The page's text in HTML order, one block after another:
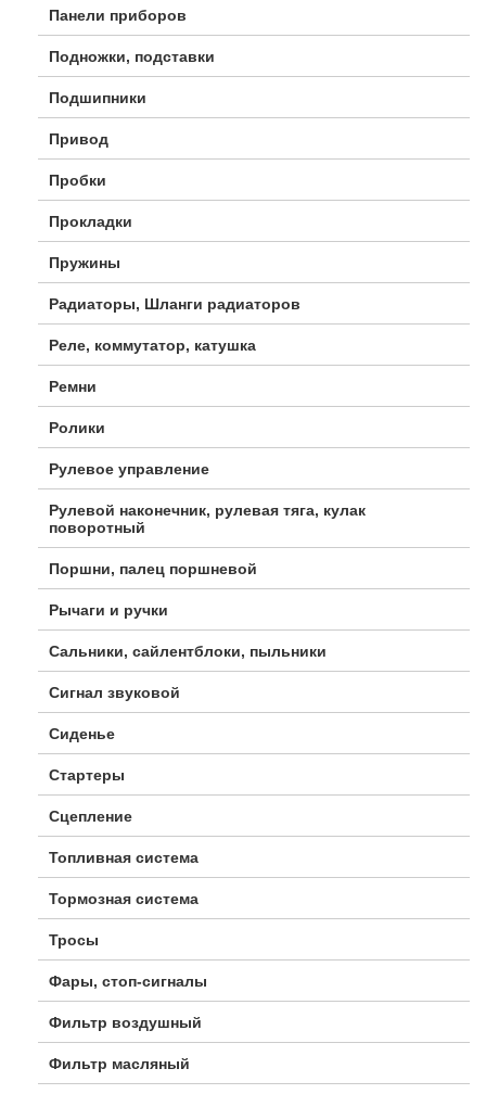
Панели приборов
Подножки, подставки
Подшипники
Привод
Пробки
Прокладки
Пружины
Радиаторы, Шланги радиаторов
Реле, коммутатор, катушка
Ремни
Ролики
Рулевое управление
Рулевой наконечник, рулевая тяга, кулак
поворотный
Поршни, палец поршневой
Рычаги и ручки
Сальники, сайлентблоки, пыльники
Сигнал звуковой
Сиденье
Стартеры
Сцепление
Топливная система
Тормозная система
Тросы
Фары, стоп-сигналы
Фильтр воздушный
Фильтр масляный